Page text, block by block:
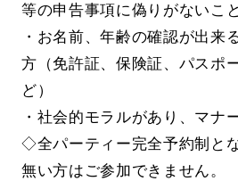
等の申告事項に偽りがないこと
・お名前、年齢の確認が出来
方（免許証、保険証、パスポ
ど）
・社会的モラルがあり、マナ
◇全パーティー完全予約制と
無い方はご参加できません。